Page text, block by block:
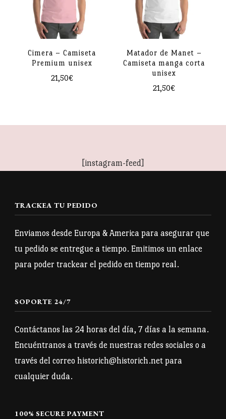
pueden
elegir
en
opciones
se
pueden
elegir
de
Cimera – Camiseta
Premium unisex
21,50€
tiene
variantes.
Las
se
elegir
en
la
de
producto
Matador de Manet –
Camiseta manga corta
unisex
21,50€
se
pueden
elegir
en
producto
[instagram-feed]
TRACKEA TU PEDIDO
Enviamos desde Europa & America para asegurar que
tu pedido se entregue a tiempo. Emitimos un enlace
para poder trackear el pedido en tiempo real.
SOPORTE 24/7
Contáctanos las 24 horas del día, 7 días a la semana.
Encuéntranos a través de nuestras redes sociales o a
través del correo historich@historich.net para
cualquier duda.
100% SECURE PAYMENT